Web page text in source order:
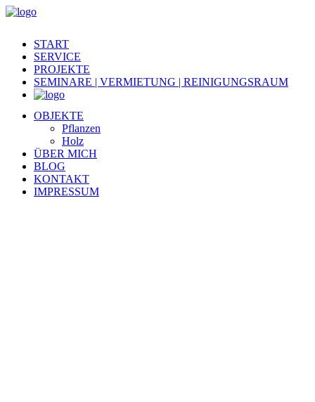
START
SERVICE
PROJEKTE
SEMINARE | VERMIETUNG | REINIGUNGSRAUM
OBJEKTE
Pflanzen
Holz
ÜBER MICH
BLOG
KONTAKT
IMPRESSUM